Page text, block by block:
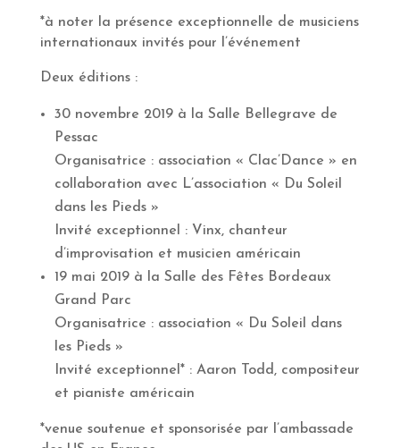
*à noter la présence exceptionnelle de musiciens
internationaux invités pour l’événement
Deux éditions :
30 novembre 2019 à la Salle Bellegrave de
Pessac
Organisatrice : association « Clac’Dance » en
collaboration avec L’association « Du Soleil
dans les Pieds »
Invité exceptionnel : Vinx, chanteur
d’improvisation et musicien américain
19 mai 2019 à la Salle des Fêtes Bordeaux
Grand Parc
Organisatrice : association « Du Soleil dans
les Pieds »
Invité exceptionnel* : Aaron Todd, compositeur
et pianiste américain
*venue soutenue et sponsorisée par l’ambassade